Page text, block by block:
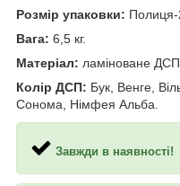
Розмір упаковки:
Вага: 6,5 кг.
Матеріал: ламіноване
Колір ДСП: Бук, Венге,
Сонома, Німфея Альба.
Завжди в наявності!